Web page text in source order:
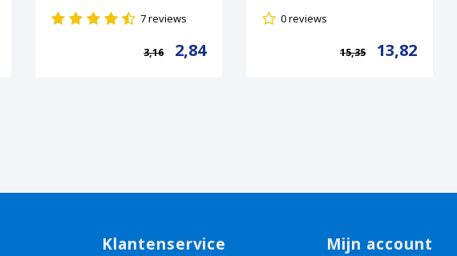
7 reviews
3,16 2,84
0 reviews
15,35 13,82
Klantenservice Mijn account